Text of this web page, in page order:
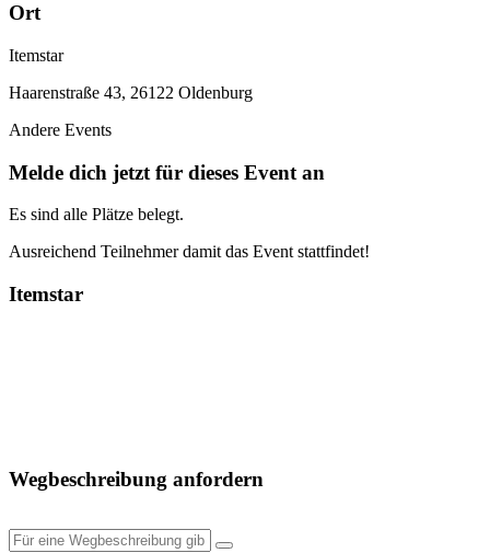
Ort
Itemstar
Haarenstraße 43, 26122 Oldenburg
Andere Events
Melde dich jetzt für dieses Event an
Es sind alle Plätze belegt.
Ausreichend Teilnehmer damit das Event stattfindet!
Itemstar
Wegbeschreibung anfordern